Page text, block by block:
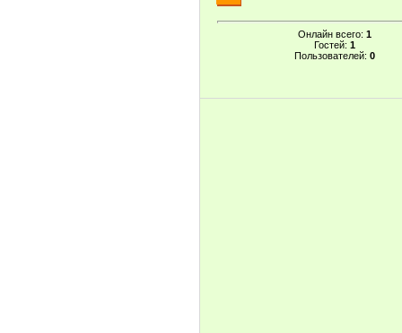
Онлайн всего: 1
Гостей: 1
Пользователей: 0